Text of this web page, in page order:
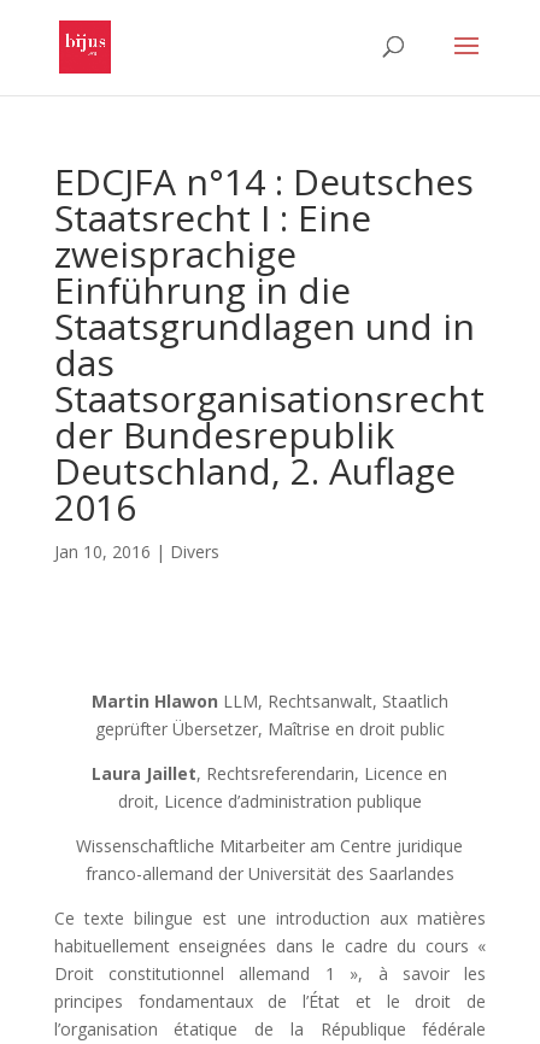
EDCJFA n°14 : Deutsches
Staatsrecht I : Eine
zweisprachige
Einführung in die
Staatsgrundlagen und in
das
Staatsorganisationsrecht
der Bundesrepublik
Deutschland, 2. Auflage
2016
Jan 10, 2016 | Divers
Martin Hlawon LLM, Rechtsanwalt, Staatlich
geprüfter Übersetzer, Maîtrise en droit public
Laura Jaillet, Rechtsreferendarin, Licence en
droit, Licence d’administration publique
Wissenschaftliche Mitarbeiter am Centre juridique
franco-allemand der Universität des Saarlandes
Ce texte bilingue est une introduction aux matières
habituellement enseignées dans le cadre du cours «
Droit constitutionnel allemand 1 », à savoir les
principes fondamentaux de l’État et le droit de
l’organisation étatique de la République fédérale